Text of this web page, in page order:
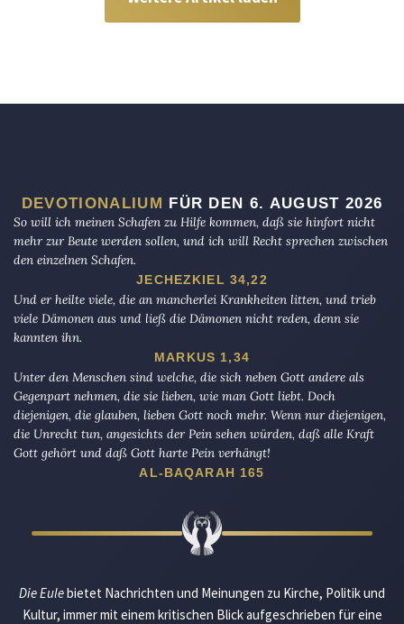
DEVOTIONALIUM FÜR DEN 6. AUGUST 2026
So will ich meinen Schafen zu Hilfe kommen, daß sie hinfort nicht
mehr zur Beute werden sollen, und ich will Recht sprechen zwischen
den einzelnen Schafen.
JECHEZKIEL 34,22
Und er heilte viele, die an mancherlei Krankheiten litten, und trieb
viele Dämonen aus und ließ die Dämonen nicht reden, denn sie
kannten ihn.
MARKUS 1,34
Unter den Menschen sind welche, die sich neben Gott andere als
Gegenpart nehmen, die sie lieben, wie man Gott liebt. Doch
diejenigen, die glauben, lieben Gott noch mehr. Wenn nur diejenigen,
die Unrecht tun, angesichts der Pein sehen würden, daß alle Kraft
Gott gehört und daß Gott harte Pein verhängt!
AL-BAQARAH 165
Die Eulebietet Nachrichten und Meinungen zu Kirche, Politik und
Kultur, immer mit einem kritischen Blick aufgeschrieben für eine